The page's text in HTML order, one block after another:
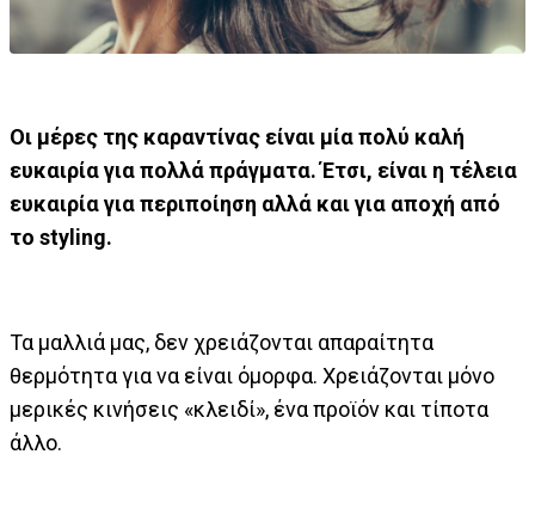
Οι μέρες της καραντίνας είναι μία πολύ καλή
ευκαιρία για πολλά πράγματα. Έτσι, είναι η τέλεια
ευκαιρία για περιποίηση αλλά και για αποχή από
το styling.
Τα μαλλιά μας, δεν χρειάζονται απαραίτητα
θερμότητα για να είναι όμορφα. Χρειάζονται μόνο
μερικές κινήσεις «κλειδί», ένα προϊόν και τίποτα
άλλο.